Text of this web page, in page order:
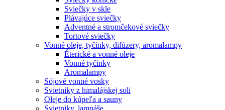
Sviečky v skle
Plávajúce sviečky
Adventné a stromčekové sviečky
Tortové sviečky
Vonné oleje, tyčinky, difúzery, aromalampy
Éterické a vonné oleje
Vonné tyčinky
Aromalampy
Sójové vonné vosky
Svietniky z himalájskej soli
Oleje do kúpeľa a sauny
Svietniky, lampáše